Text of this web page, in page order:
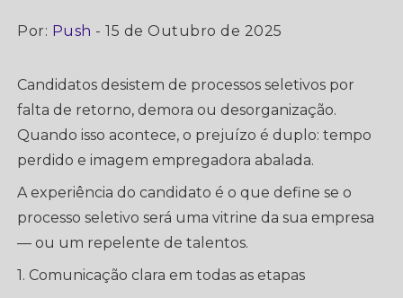
Por: Push - 15 de Outubro de 2025
Candidatos desistem de processos seletivos por
falta de retorno, demora ou desorganização.
Quando isso acontece, o prejuízo é duplo: tempo
perdido e imagem empregadora abalada.
A experiência do candidato é o que define se o
processo seletivo será uma vitrine da sua empresa
— ou um repelente de talentos.
1. Comunicação clara em todas as etapas